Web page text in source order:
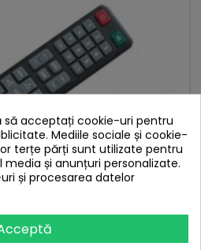
să acceptați cookie-uri pentru
Mediile sociale și cookie-
terțe părți sunt utilizate pentru
și anunțuri personalizate.
și procesarea datelor